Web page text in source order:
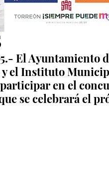
del
El Ayuntamiento
el Instituto
en el
se celebrará el